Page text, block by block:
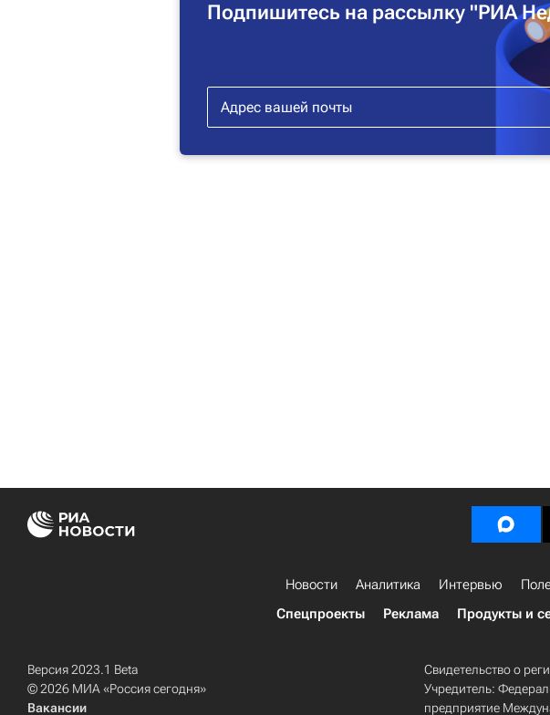
Подпишитесь на рассылку "РИА
Новости Аналитика Интервью
Спецпроекты
Реклама Продукты и
Версия 2023.1 Beta
© 2026 МИА «Россия сегодня»
Вакансии
Свидетельство о
Учредитель:
предприятие